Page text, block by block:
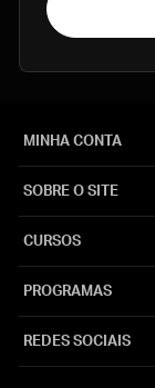
MINHA CONTA
SOBRE O SITE
CURSOS
PROGRAMAS
REDES SOCIAIS